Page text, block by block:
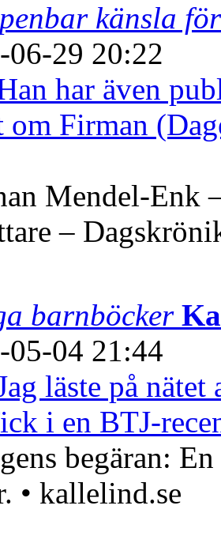
känsla
06-29 20:22
har även
om Firman
Mendel-Enk
–
barnböcker
05-04 21:44
läste på nätet
i en BTJ-
begäran:
• kallelind.se